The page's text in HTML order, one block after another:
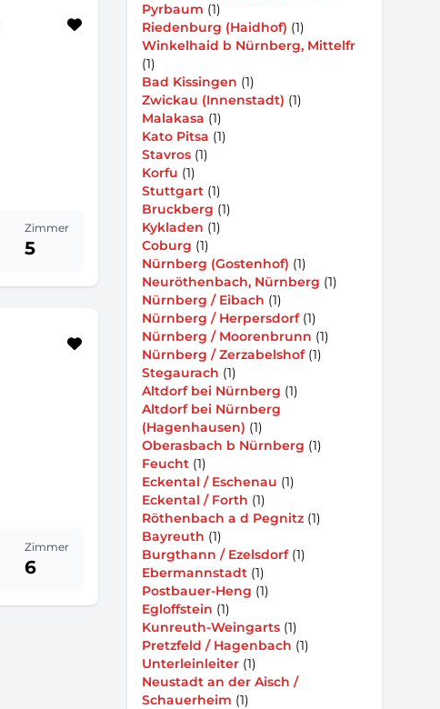
Zimmer
5
Zimmer
6
Pyrbaum (1)
Riedenburg (Haidhof) (1)
Winkelhaid b Nürnberg, Mittelfr
(1)
Bad Kissingen (1)
Zwickau (Innenstadt) (1)
Malakasa (1)
Kato Pitsa (1)
Stavros (1)
Korfu (1)
Stuttgart (1)
Bruckberg (1)
Kykladen (1)
Coburg (1)
Nürnberg (Gostenhof) (1)
Neuröthenbach, Nürnberg (1)
Nürnberg / Eibach (1)
Nürnberg / Herpersdorf(1)
Nürnberg / Moorenbrunn (1)
Nürnberg / Zerzabelshof(1)
Stegaurach (1)
Altdorf bei Nürnberg (1)
Altdorf bei Nürnberg
(Hagenhausen) (1)
Oberasbach b Nürnberg (1)
Feucht (1)
Eckental / Eschenau (1)
Eckental / Forth (1)
Röthenbach a d Pegnitz (1)
Bayreuth (1)
Burgthann / Ezelsdorf(1)
Ebermannstadt (1)
Postbauer-Heng (1)
Egloffstein (1)
Kunreuth-Weingarts (1)
Pretzfeld / Hagenbach (1)
Unterleinleiter (1)
Neustadt an der Aisch /
Schauerheim (1)